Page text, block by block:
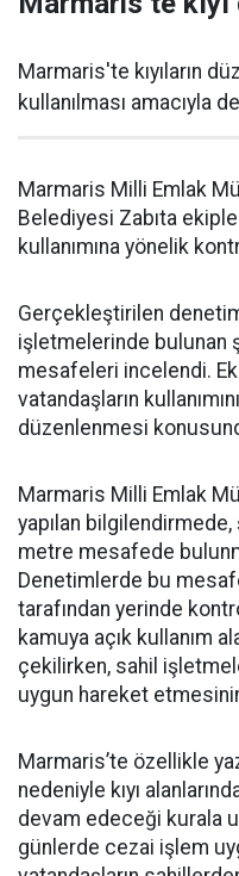
Marmaris'te kıyıların
kullanılması amacıyla
Marmaris Milli Emlak
Belediyesi Zabıta
kullanımına yönelik
Gerçekleştirilen
işletmelerinde bulunan
mesafeleri incelendi.
vatandaşların
düzenlenmesi
Marmaris Milli Emlak
yapılan
metre mesafede
Denetimlerde bu
tarafından yerinde
kamuya açık kullanım
çekilirken, sahil
uygun hareket
Marmaris’te özellikle
nedeniyle kıyı
devam edeceği kurala
günlerde cezai işlem